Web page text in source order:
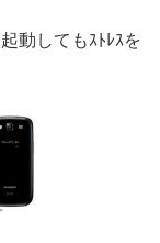
動してもｽﾄﾚｽを